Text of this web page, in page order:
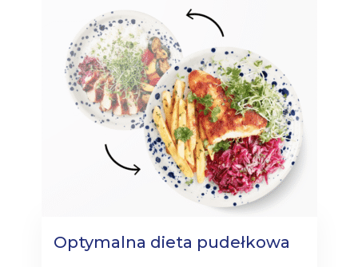
Optymalna dieta pudełkowa